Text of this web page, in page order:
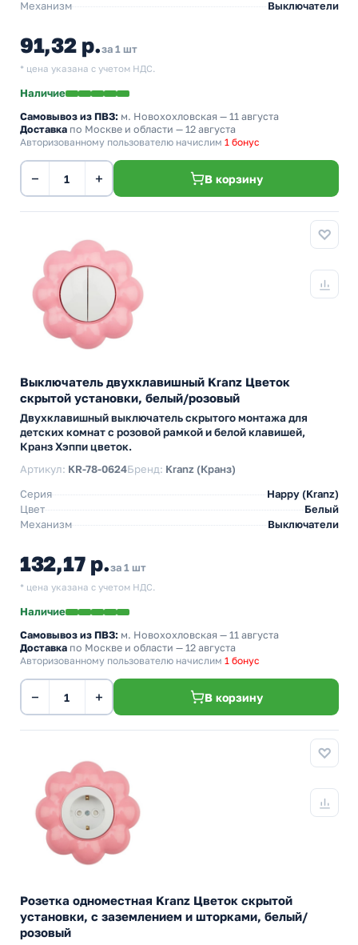
Механизм
Выключатели
91,32 р.за 1 шт
* цена указана с учетом НДС.
Наличие
Самовывоз из ПВЗ: м. Новохохловская — 11 августа
Доставка по Москве и области — 12 августа
Авторизованному пользователю начислим 1 бонус
− + В корзину
Выключатель двухклавишный Kranz Цветок
скрытой установки, белый/розовый
Двухклавишный выключатель скрытого монтажа для
детских комнат с розовой рамкой и белой клавишей,
Кранз Хэппи цветок.
Артикул: KR-78-0624Бренд: Kranz (Кранз)
Серия
Happy (Kranz)
Цвет
Белый
Механизм
Выключатели
132,17 р.за 1 шт
* цена указана с учетом НДС.
Наличие
Самовывоз из ПВЗ: м. Новохохловская — 11 августа
Доставка по Москве и области — 12 августа
Авторизованному пользователю начислим 1 бонус
− + В корзину
Розетка одноместная Kranz Цветок скрытой
установки, с заземлением и шторками, белый/
розовый